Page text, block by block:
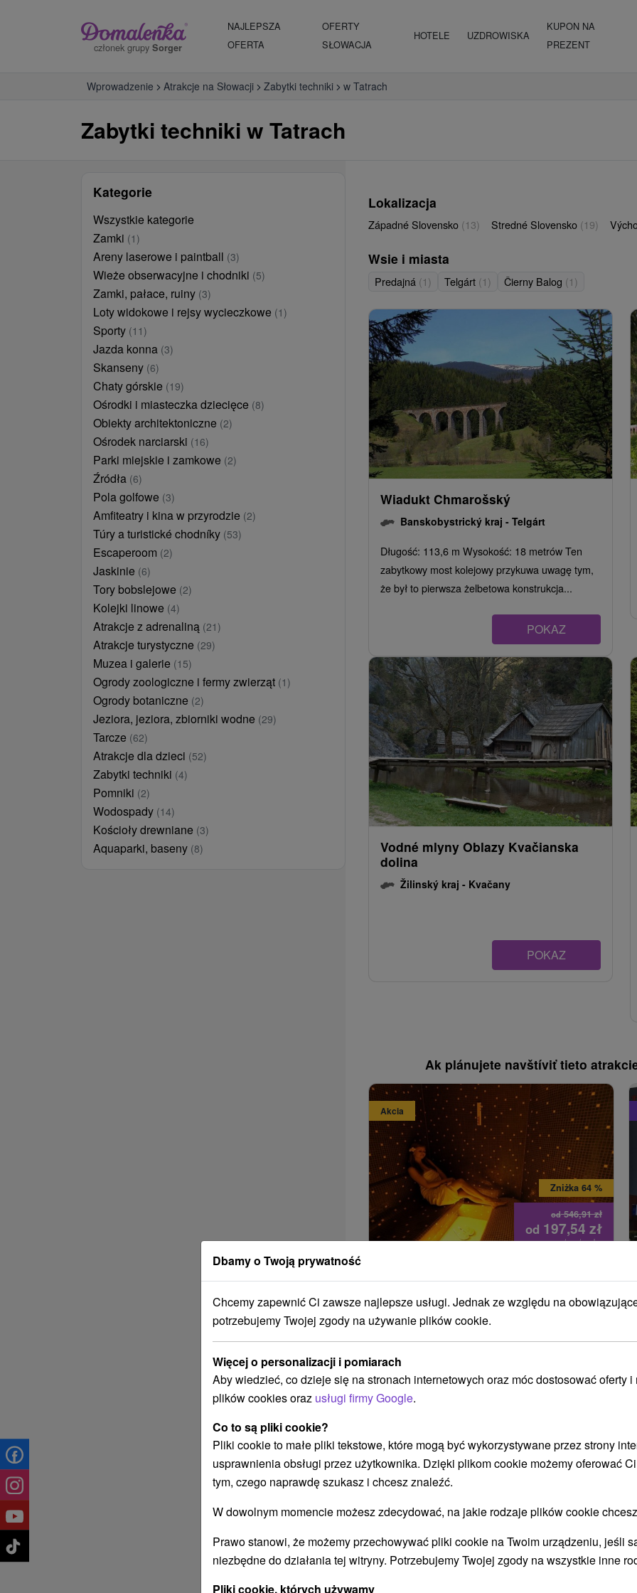
członek grupy Sorger
NAJLEPSZA
OFERTA
OFERTY
SŁOWACJA
HOTELE UZDROWISKA
KUPON NA
PREZENT
Wprowadzenie Atrakcje na Słowacji Zabytki techniki w Tatrach
Zabytki techniki w Tatrach
Kategorie
Wszystkie kategorie
Zamki (1)
Areny laserowe i paintball (3)
Wieże obserwacyjne i chodniki (5)
Zamki, pałace, ruiny (3)
Loty widokowe i rejsy wycieczkowe (1)
Sporty (11)
Jazda konna (3)
Skanseny (6)
Chaty górskie (19)
Ośrodki i miasteczka dziecięce (8)
Obiekty architektoniczne (2)
Ośrodek narciarski (16)
Parki miejskie i zamkowe (2)
Źródła (6)
Pola golfowe (3)
Amfiteatry i kina w przyrodzie (2)
Túry a turistické chodníky (53)
Escaperoom (2)
Jaskinie (6)
Tory bobslejowe (2)
Kolejki linowe (4)
Atrakcje z adrenaliną (21)
Atrakcje turystyczne (29)
Muzea i galerie (15)
Ogrody zoologiczne i fermy zwierząt (1)
Ogrody botaniczne (2)
Jeziora, jeziora, zbiorniki wodne (29)
Tarcze (62)
Atrakcje dla dzieci (52)
Zabytki techniki (4)
Pomniki (2)
Wodospady (14)
Kościoły drewniane (3)
Aquaparki, baseny (8)
Lokalizacja
Západné Slovensko (13) Stredné Slovensko (19)
Wsie i miasta
Predajná (1) Telgárt (1) Čierny Balog (1)
Wiadukt Chmarošský
Banskobystrický kraj - Telgárt
Długość: 113,6 m Wysokość: 18 metrów Ten
zabytkowy most kolejowy przykuwa uwagę tym,
że był to pierwsza żelbetowa konstrukcja...
POKAZ
Vodné mlyny Oblazy Kvačianska
dolina
Žilinský kraj - Kvačany
POKAZ
Ak plánujete navštíviť tieto
Akcia
od546,91zł
Zniżka 64 %
od 197,54 zł
/noc/osoba
baseny
Hotel Čingov★★★Słowacki Raj
Śniadanie I Kolacja, Pełne Wyżywienie
Relaks w krytym basenie i centrum odnowy
biologicznej z pięcioma saunami lub wanną z
odprężający...
Dbamy o Twoją prywatność
Chcemy zapewnić Ci zawsze najlepsze usługi. Jednak ze względu na
potrzebujemy Twojej zgody na używanie plików cookie.
Więcej o personalizacji i pomiarach
Aby wiedzieć, co dzieje się na stronach internetowych oraz móc dostosować oferty i
plików cookies oraz usługi firmy Google.
Co to są pliki cookie?
Pliki cookie to małe pliki tekstowe, które mogą być wykorzystywane przez strony
usprawnienia obsługi przez użytkownika. Dzięki plikom cookie możemy oferować
tym, czego naprawdę szukasz i chcesz znaleźć.
W dowolnym momencie możesz zdecydować, na jakie rodzaje plików cookie
Prawo stanowi, że możemy przechowywać pliki cookie na Twoim urządzeniu, jeśli
niezbędne do działania tej witryny. Potrzebujemy Twojej zgody na wszystkie inne
Pliki cookie, których używamy